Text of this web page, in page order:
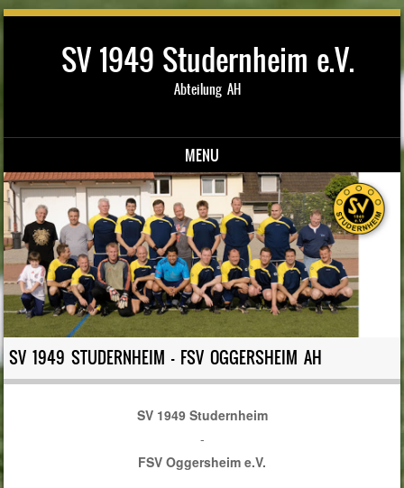
SV 1949 Studernheim e.V.
Abteilung AH
MENU
Skip to content
SV 1949 STUDERNHEIM – FSV OGGERSHEIM AH
SV 1949 Studernheim
-
FSV Oggersheim e.V.